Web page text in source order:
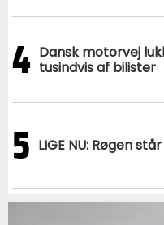
4 Dansk motorvej
tusindvis af bilister
5 LIGE NU: Røgen